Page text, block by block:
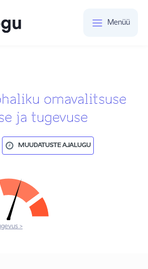
Menüü
omavalitsuse
ja tugevuse
MUUDATUSTE AJALUGU
>